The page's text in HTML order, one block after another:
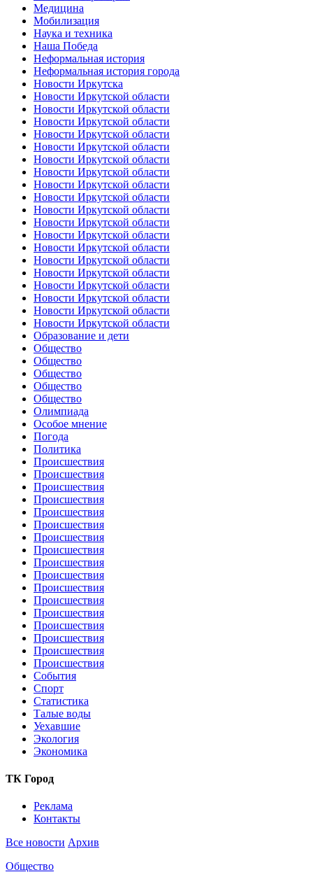
Медицина
Мобилизация
Наука и техника
Наша Победа
Неформальная история
Неформальная история города
Новости Иркутска
Новости Иркутской области
Новости Иркутской области
Новости Иркутской области
Новости Иркутской области
Новости Иркутской области
Новости Иркутской области
Новости Иркутской области
Новости Иркутской области
Новости Иркутской области
Новости Иркутской области
Новости Иркутской области
Новости Иркутской области
Новости Иркутской области
Новости Иркутской области
Новости Иркутской области
Новости Иркутской области
Новости Иркутской области
Новости Иркутской области
Новости Иркутской области
Образование и дети
Общество
Общество
Общество
Общество
Общество
Олимпиада
Особое мнение
Погода
Политика
Происшествия
Происшествия
Происшествия
Происшествия
Происшествия
Происшествия
Происшествия
Происшествия
Происшествия
Происшествия
Происшествия
Происшествия
Происшествия
Происшествия
Происшествия
Происшествия
Происшествия
События
Спорт
Статистика
Талые воды
Уехавшие
Экология
Экономика
ТК Город
Реклама
Контакты
Все новости Архив
Общество